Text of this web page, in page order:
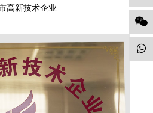
高新技术企业